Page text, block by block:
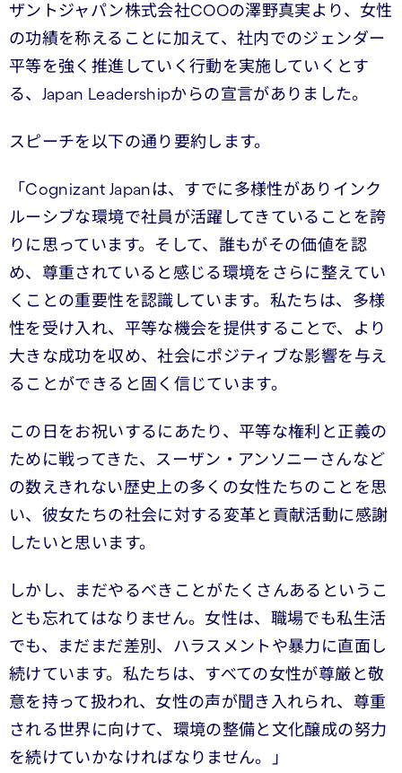
ザントジャパン株式会社COOの澤野真実より、女性
の功績を称えることに加えて、社内でのジェンダー
平等を強く推進していく行動を実施していくとす
る、Japan Leadershipからの宣言がありました。
スピーチを以下の通り要約します。
「Cognizant Japanは、すでに多様性がありインク
ルーシブな環境で社員が活躍してきていることを誇
りに思っています。そして、誰もがその価値を認
め、尊重されていると感じる環境をさらに整えてい
くことの重要性を認識しています。私たちは、多様
性を受け入れ、平等な機会を提供することで、より
大きな成功を収め、社会にポジティブな影響を与え
ることができると固く信じています。
この日をお祝いするにあたり、平等な権利と正義の
ために戦ってきた、スーザン・アンソニーさんなど
の数えきれない歴史上の多くの女性たちのことを思
い、彼女たちの社会に対する変革と貢献活動に感謝
したいと思います。
しかし、まだやるべきことがたくさんあるというこ
とも忘れてはなりません。女性は、職場でも私生活
でも、まだまだ差別、ハラスメントや暴力に直面し
続けています。私たちは、すべての女性が尊厳と敬
意を持って扱われ、女性の声が聞き入れられ、尊重
される世界に向けて、環境の整備と文化醸成の努力
を続けていかなければなりません。」